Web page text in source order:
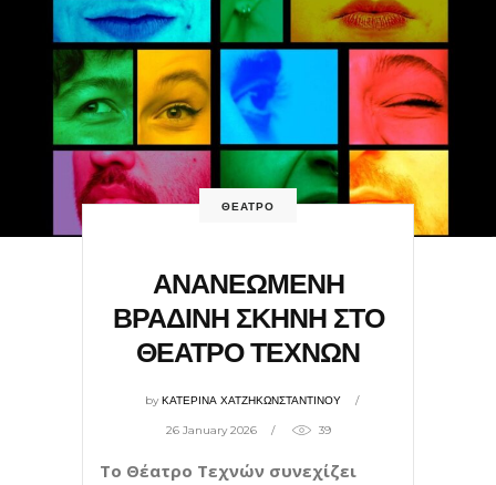
ΘΕΑΤΡΟ
ΑΝΑΝΕΩΜΕΝΗ
ΒΡΑΔΙΝΗ ΣΚΗΝΗ ΣΤΟ
ΘΕΑΤΡΟ ΤΕΧΝΩΝ
byΚΑΤΕΡΙΝΑ ΧΑΤΖΗΚΩΝΣΤΑΝΤΙΝΟΥ
26 January 2026 39
Το Θέατρο Τεχνών συνεχίζει